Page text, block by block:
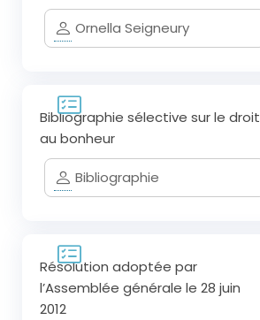
Ornella Seigneury
Bibliographie sélective sur le droit
au bonheur
Bibliographie
Résolution adoptée par
l’Assemblée générale le 28 juin
2012